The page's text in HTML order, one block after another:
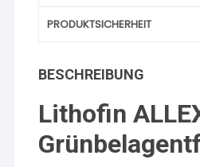
PRODUKTSICHERHEIT
BESCHREIBUNG
Lithofin